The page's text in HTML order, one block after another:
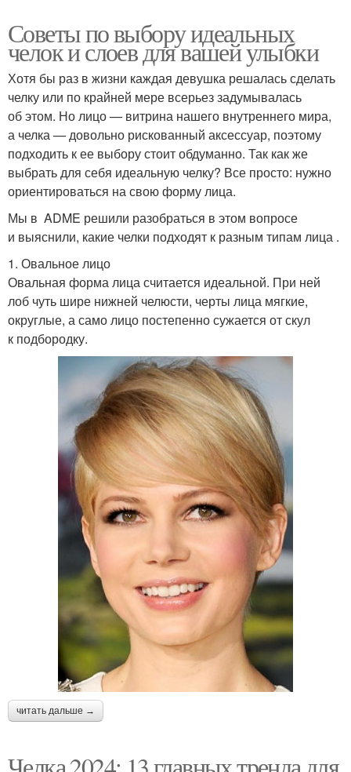
Советы по выбору идеальных
челок и слоев для вашей улыбки
Хотя бы раз в жизни каждая девушка решалась сделать
челку или по крайней мере всерьез задумывалась
об этом. Но лицо — витрина нашего внутреннего мира,
а челка — довольно рискованный аксессуар, поэтому
подходить к ее выбору стоит обдуманно. Так как же
выбрать для себя идеальную челку? Все просто: нужно
ориентироваться на свою форму лица.
Мы в ADME решили разобраться в этом вопросе
и выяснили, какие челки подходят к разным типам лица .
1. Овальное лицо
Овальная форма лица считается идеальной. При ней
лоб чуть шире нижней челюсти, черты лица мягкие,
округлые, а само лицо постепенно сужается от скул
к подбородку.
читать дальше →